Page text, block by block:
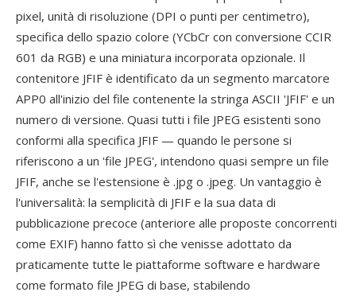
pixel, unità di risoluzione (DPI o punti per centimetro),
specifica dello spazio colore (YCbCr con conversione CCIR
601 da RGB) e una miniatura incorporata opzionale. Il
contenitore JFIF è identificato da un segmento marcatore
APP0 all'inizio del file contenente la stringa ASCII 'JFIF' e un
numero di versione. Quasi tutti i file JPEG esistenti sono
conformi alla specifica JFIF — quando le persone si
riferiscono a un 'file JPEG', intendono quasi sempre un file
JFIF, anche se l'estensione è .jpg o .jpeg. Un vantaggio è
l'universalità: la semplicità di JFIF e la sua data di
pubblicazione precoce (anteriore alle proposte concorrenti
come EXIF) hanno fatto sì che venisse adottato da
praticamente tutte le piattaforme software e hardware
come formato file JPEG di base, stabilendo